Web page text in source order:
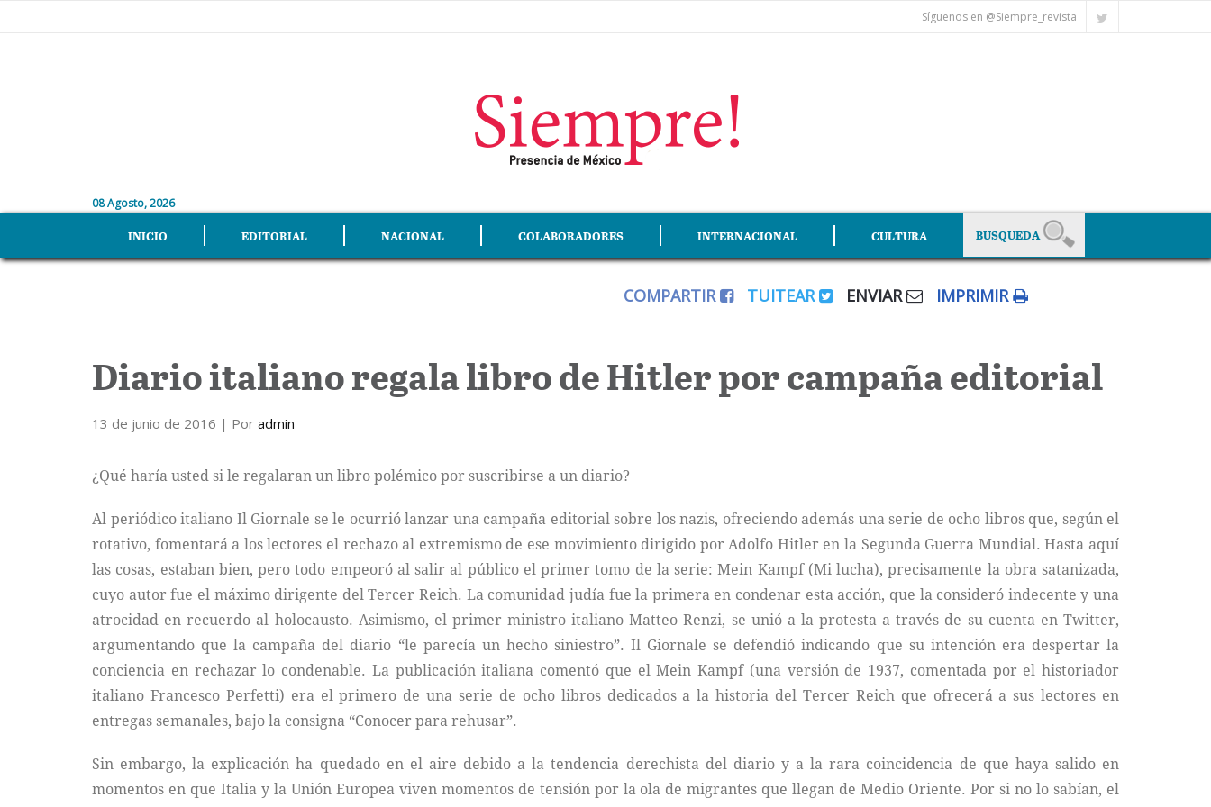
Síguenos en @Siempre_revista
08 Agosto, 2026
INICIO EDITORIAL NACIONAL COLABORADORES INTERNACIONAL CULTURA
COMPARTIR TUITEAR ENVIAR IMPRIMIR
Diario italiano regala libro de Hitler por campaña editorial
13 de junio de 2016 | Por admin
¿Qué haría usted si le regalaran un libro polémico por suscribirse a un diario?
Al periódico italiano Il Giornale se le ocurrió lanzar una campaña editorial sobre los nazis, ofreciendo además una serie de ocho libros que, según el
rotativo, fomentará a los lectores el rechazo al extremismo de ese movimiento dirigido por Adolfo Hitler en la Segunda Guerra Mundial. Hasta aquí
las cosas, estaban bien, pero todo empeoró al salir al público el primer tomo de la serie: Mein Kampf (Mi lucha), precisamente la obra satanizada,
cuyo autor fue el máximo dirigente del Tercer Reich. La comunidad judía fue la primera en condenar esta acción, que la consideró indecente y una
atrocidad en recuerdo al holocausto. Asimismo, el primer ministro italiano Matteo Renzi, se unió a la protesta a través de su cuenta en Twitter,
argumentando que la campaña del diario “le parecía un hecho siniestro”. Il Giornale se defendió indicando que su intención era despertar la
conciencia en rechazar lo condenable. La publicación italiana comentó que el Mein Kampf (una versión de 1937, comentada por el historiador
italiano Francesco Perfetti) era el primero de una serie de ocho libros dedicados a la historia del Tercer Reich que ofrecerá a sus lectores en
entregas semanales, bajo la consigna “Conocer para rehusar”.
Sin embargo, la explicación ha quedado en el aire debido a la tendencia derechista del diario y a la rara coincidencia de que haya salido en
momentos en que Italia y la Unión Europea viven momentos de tensión por la ola de migrantes que llegan de Medio Oriente. Por si no lo sabían, el